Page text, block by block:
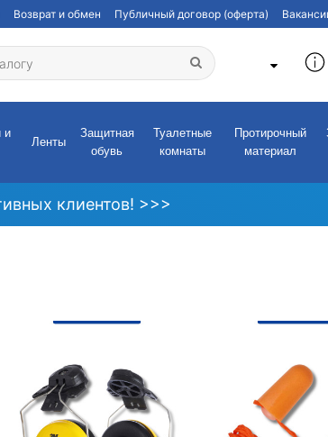
Возврат и обмен Публичный договор (оферта)
и
Ленты
Защитная
обувь
Туалетные
комнаты
Протирочный
материал
клиентов! >>>